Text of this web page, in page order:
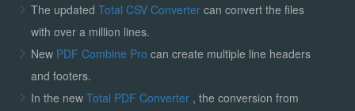
The updated Total CSV Convertercan convert the files
with over a million lines.
New PDF Combine Pro can create multiple line headers
and footers.
In the new Total PDF Converter , the conversion from